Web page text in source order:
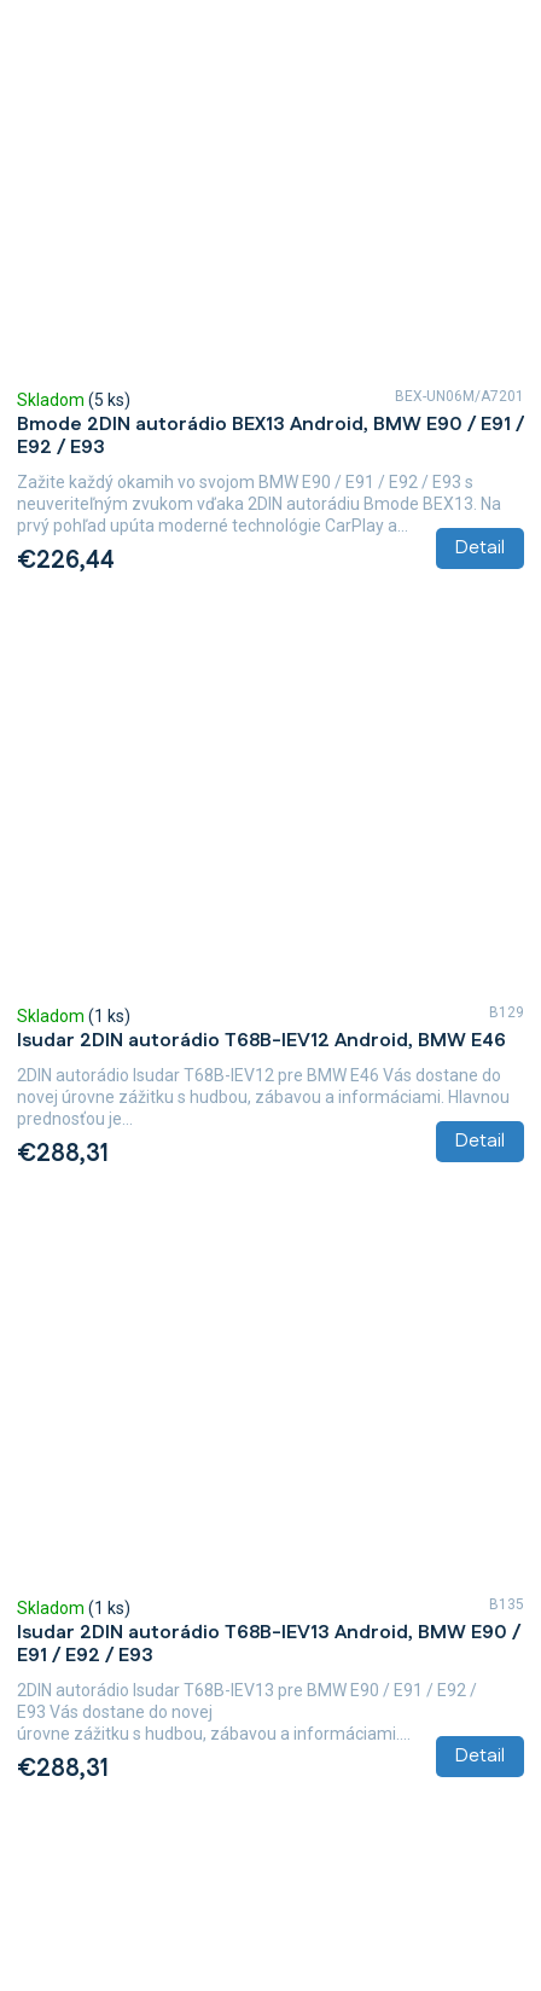
Bmode 2DIN autorádio BEX13 Android, BMW E90 / E91 /
E92 / E93
Skladom (5 ks)
€226,44 Detail
Zažite každý okamih vo svojom BMW E90 / E91 / E92 / E93 s
neuveriteľným zvukom vďaka 2DIN autorádiu Bmode BEX13. Na
prvý pohľad upúta moderné technológie CarPlay a...
BEX-UN06M/A7201
Isudar 2DIN autorádio T68B-IEV12 Android, BMW E46
Skladom (1 ks)
€288,31 Detail
2DIN autorádio Isudar T68B-IEV12 pre BMW E46 Vás dostane do
novej úrovne zážitku s hudbou, zábavou a informáciami. Hlavnou
prednosťou je...
B129
Isudar 2DIN autorádio T68B-IEV13 Android, BMW E90 /
E91 / E92 / E93
Skladom (1 ks)
€288,31 Detail
2DIN autorádio Isudar T68B-IEV13 pre BMW E90 / E91 / E92 /
E93 Vás dostane do novej
úrovne zážitku s hudbou, zábavou a informáciami....
B135